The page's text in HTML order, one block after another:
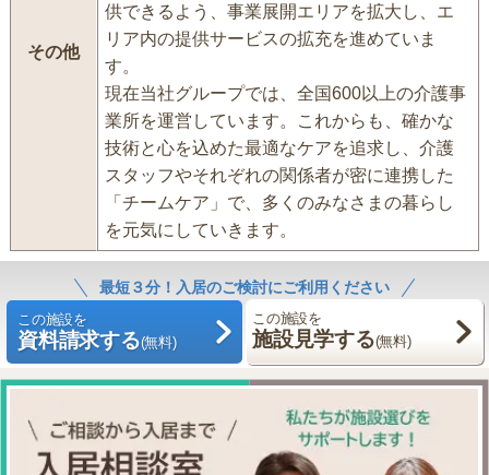
その他
供できるよう、事業展開エリアを拡大し、エ
リア内の提供サービスの拡充を進めていま
す。
現在当社グループでは、全国600以上の介護事
業所を運営しています。これからも、確かな
技術と心を込めた最適なケアを追求し、介護
スタッフやそれぞれの関係者が密に連携した
「チームケア」で、多くのみなさまの暮らし
を元気にしていきます。
最短３分！入居のご検討にご利用ください
この施設を
資料請求する(無料)
この施設を
施設見学する(無料)